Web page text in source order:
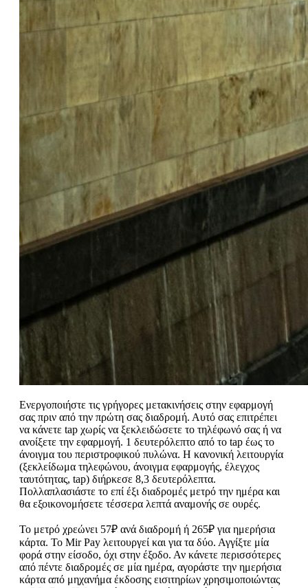
Ενεργοποιήστε τις γρήγορες μετακινήσεις στην εφαρμογή
σας πριν από την πρώτη σας διαδρομή. Αυτό σας επιτρέπει
να κάνετε tap χωρίς να ξεκλειδώσετε το τηλέφωνό σας ή να
ανοίξετε την εφαρμογή. 1 δευτερόλεπτο από το tap έως το
άνοιγμα του περιστροφικού πυλώνα. Η κανονική λειτουργία
(ξεκλείδωμα τηλεφώνου, άνοιγμα εφαρμογής, έλεγχος
ταυτότητας, tap) διήρκεσε 8,3 δευτερόλεπτα.
Πολλαπλασιάστε το επί έξι διαδρομές μετρό την ημέρα και
θα εξοικονομήσετε τέσσερα λεπτά αναμονής σε ουρές.
Το μετρό χρεώνει 57₽ ανά διαδρομή ή 265₽ για ημερήσια
κάρτα. Το Mir Pay λειτουργεί και για τα δύο. Αγγίξτε μία
φορά στην είσοδο, όχι στην έξοδο. Αν κάνετε περισσότερες
από πέντε διαδρομές σε μία ημέρα, αγοράστε την ημερήσια
κάρτα από μηχανήμα έκδοσης εισιτηρίων χρησιμοποιώντας